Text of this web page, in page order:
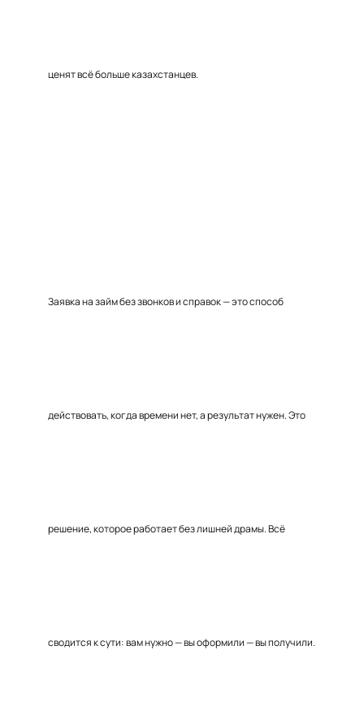
ценят всё больше казахстанцев.
Заявка на займ без звонков и справок — это способ
действовать, когда времени нет, а результат нужен. Это
решение, которое работает без лишней драмы. Всё
сводится к сути: вам нужно — вы оформили — вы получили.